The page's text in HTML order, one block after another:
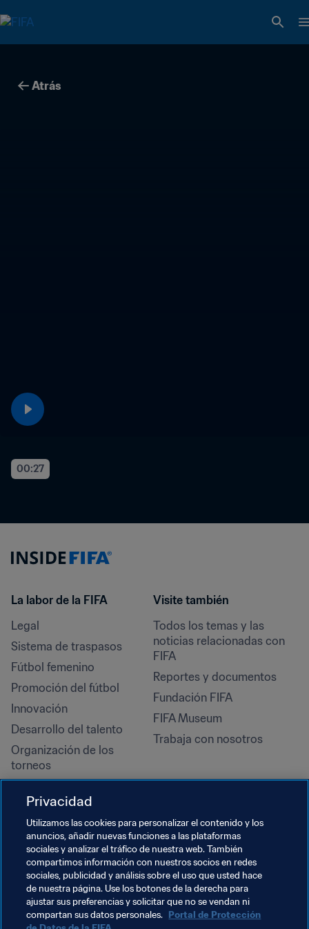
Atrás
00:27
La labor de la FIFA
Legal
Sistema de traspasos
Fútbol femenino
Promoción del fútbol
Innovación
Desarrollo del talento
Organización de los
torneos
Derechos humanos y lucha
contra la discriminación
Salud y atención médica
Iniciativas educativas
Visite también
Todos los temas y las
noticias relacionadas con
FIFA
Reportes y documentos
Fundación FIFA
FIFA Museum
Trabaja con nosotros
Privacidad
Utilizamos las cookies para personalizar el contenido y los
anuncios, añadir nuevas funciones a las plataformas
sociales y analizar el tráfico de nuestra web. También
compartimos información con nuestros socios en redes
sociales, publicidad y análisis sobre el uso que usted hace
de nuestra página. Use los botones de la derecha para
ajustar sus preferencias y solicitar que no se vendan ni
compartan sus datos personales. Portal de Protección